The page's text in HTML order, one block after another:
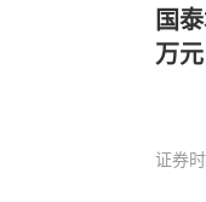
国
万元
证券